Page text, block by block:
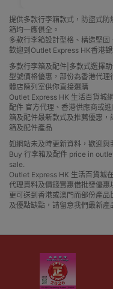
提供多款行李箱款式，防盜式
箱均一應俱全。
多款行李箱設計型格、構造堅固
歡迎到Outlet Express HK香港
多款行李箱及配件|多款式選擇
型號價格優惠，部份為香港代
體店陳列室供你直接選購
Outlet Express HK 生活百貨城
配件 官方代理、香港供應商或
箱及配件最新款式及推薦優惠
箱及配件產品
如網站未及時更新資料，歡迎與
Buy 行李箱及配件 price in
sale.
Outlet Express HK 生活百貨城
代理資料及價錢實惠借批發優惠
更可送到香港或澳門而部份產
及優點缺點，請留意我們最新產